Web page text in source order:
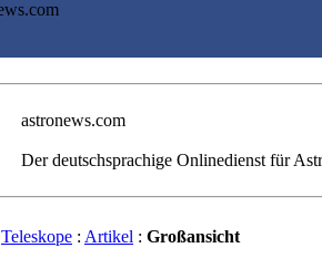
astronews.com
Der deutschsprachige Onlinedienst für
Teleskope : Artikel : Großansicht